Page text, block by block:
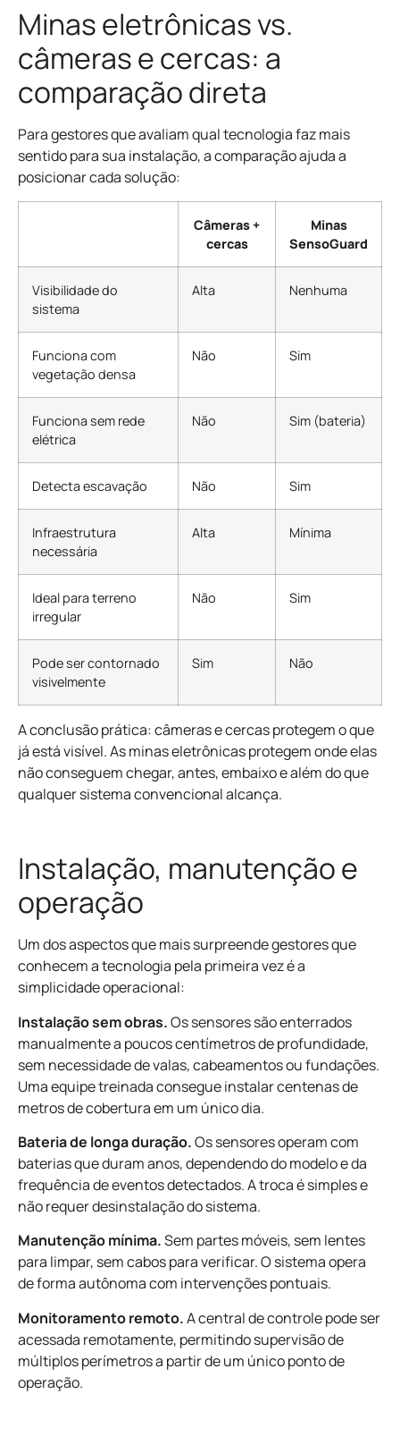
Minas eletrônicas vs.
câmeras e cercas: a
comparação direta
Para gestores que avaliam qual tecnologia faz mais
sentido para sua instalação, a comparação ajuda a
posicionar cada solução:
Câmeras +
cercas
Minas
SensoGuard
Visibilidade do
sistema
Alta Nenhuma
Funciona com
vegetação densa
Não Sim
Funciona sem rede
elétrica
Não Sim (bateria)
Detecta escavação Não Sim
Infraestrutura
necessária
Alta Mínima
Ideal para terreno
irregular
Não Sim
Pode ser contornado
visivelmente
Sim Não
A conclusão prática: câmeras e cercas protegem o que
já está visível. As minas eletrônicas protegem onde elas
não conseguem chegar, antes, embaixo e além do que
qualquer sistema convencional alcança.
Instalação, manutenção e
operação
Um dos aspectos que mais surpreende gestores que
conhecem a tecnologia pela primeira vez é a
simplicidade operacional:
Instalação sem obras.Os sensores são enterrados
manualmente a poucos centímetros de profundidade,
sem necessidade de valas, cabeamentos ou fundações.
Uma equipe treinada consegue instalar centenas de
metros de cobertura em um único dia.
Bateria de longa duração.Os sensores operam com
baterias que duram anos, dependendo do modelo e da
frequência de eventos detectados. A troca é simples e
não requer desinstalação do sistema.
Manutenção mínima.Sem partes móveis, sem lentes
para limpar, sem cabos para verificar. O sistema opera
de forma autônoma com intervenções pontuais.
Monitoramento remoto.A central de controle pode ser
acessada remotamente, permitindo supervisão de
múltiplos perímetros a partir de um único ponto de
operação.